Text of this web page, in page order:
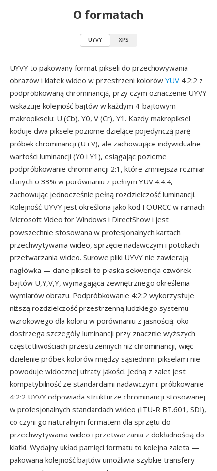
O formatach
UYVY XPS
UYVY to pakowany format pikseli do przechowywania
obrazów i klatek wideo w przestrzeni kolorów YUV 4:2:2 z
podpróbkowaną chrominancją, przy czym oznaczenie UYVY
wskazuje kolejność bajtów w każdym 4-bajtowym
makropikselu: U (Cb), Y0, V (Cr), Y1. Każdy makropiksel
koduje dwa piksele poziome dzielące pojedynczą parę
próbek chrominancji (U i V), ale zachowujące indywidualne
wartości luminancji (Y0 i Y1), osiągając poziome
podpróbkowanie chrominancji 2:1, które zmniejsza rozmiar
danych o 33% w porównaniu z pełnym YUV 4:4:4,
zachowując jednocześnie pełną rozdzielczość luminancji.
Kolejność UYVY jest określona jako kod FOURCC w ramach
Microsoft Video for Windows i DirectShow i jest
powszechnie stosowana w profesjonalnych kartach
przechwytywania wideo, sprzęcie nadawczym i potokach
przetwarzania wideo. Surowe pliki UYVY nie zawierają
nagłówka — dane pikseli to płaska sekwencja czwórek
bajtów U,Y,V,Y, wymagająca zewnętrznego określenia
wymiarów obrazu. Podpróbkowanie 4:2:2 wykorzystuje
niższą rozdzielczość przestrzenną ludzkiego systemu
wzrokowego dla koloru w porównaniu z jasnością: oko
dostrzega szczegóły luminancji przy znacznie wyższych
częstotliwościach przestrzennych niż chrominancji, więc
dzielenie próbek kolorów między sąsiednimi pikselami nie
powoduje widocznej utraty jakości. Jedną z zalet jest
kompatybilność ze standardami nadawczymi: próbkowanie
4:2:2 UYVY odpowiada strukturze chrominancji stosowanej
w profesjonalnych standardach wideo (ITU-R BT.601, SDI),
co czyni go naturalnym formatem dla sprzętu do
przechwytywania wideo i przetwarzania z dokładnością do
klatki. Wydajny układ pamięci formatu to kolejna zaleta —
pakowana kolejność bajtów umożliwia szybkie transfery